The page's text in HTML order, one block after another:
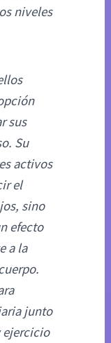
niveles
sus
Su
activos
el
sino
efecto
a la
junto
ejercicio